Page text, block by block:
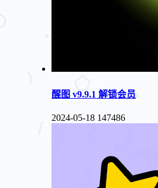
醒图 v9.9.1 解锁会员
2024-05-18 147486